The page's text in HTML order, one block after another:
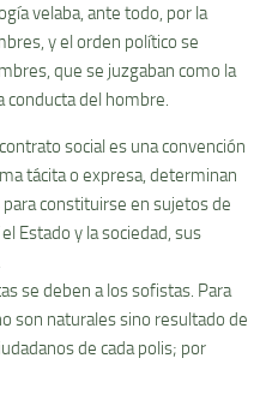
velaba, ante todo, por la
y el orden polí­tico se
que se juzgaban como la
conducta del hombre.
social es una convención
tácita o expresa, determinan
constituirse en sujetos de
Estado y la sociedad, sus
se deben a los sofistas. Para
son naturales sino resultado de
de cada polis; por